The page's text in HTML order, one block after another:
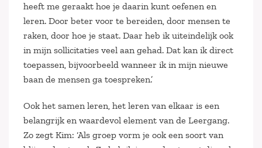
heeft me geraakt hoe je daarin kunt oefenen en
leren. Door beter voor te bereiden, door mensen te
raken, door hoe je staat. Daar heb ik uiteindelijk ook
in mijn sollicitaties veel aan gehad. Dat kan ik direct
toepassen, bijvoorbeeld wanneer ik in mijn nieuwe
baan de mensen ga toespreken.’
Ook het samen leren, het leren van elkaar is een
belangrijk en waardevol element van de Leergang.
Zo zegt Kim: ‘Als groep vorm je ook een soort van